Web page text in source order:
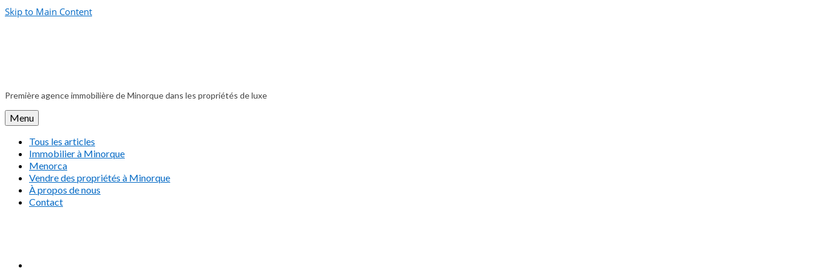
Skip to Main Content
Première agence immobilière de Minorque dans les propriétés de luxe
Menu
Tous les articles
Immobilier à Minorque
Menorca
Vendre des propriétés à Minorque
À propos de nous
Contact